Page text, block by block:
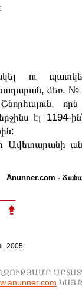
ու
ձեռ. №
որն
էլ 1194-
Ավետարանի
Anunner.com -
2005: